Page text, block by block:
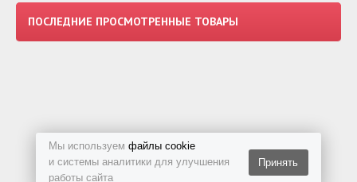
Мы используем файлы cookie
и системы аналитики для улучшения
работы сайта
Принять
ПОСЛЕДНИЕ ПРОСМОТРЕННЫЕ ТОВАРЫ